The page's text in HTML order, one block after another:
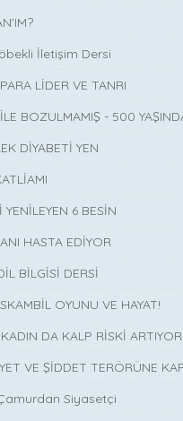
İletişim Dersi
LİDER VE TANRI
BOZULMAMIŞ - 500
DİYABETİ YEN
YENİLEYEN 6 BESİN
HASTA EDİYOR
BİLGİSİ DERSİ
OYUNU VE HAYAT!
DA KALP RİSKİ ARTIYOR
VE ŞİDDET TERÖRÜNE
Siyasetçi